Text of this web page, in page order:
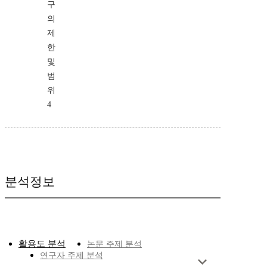
구
의
제
한
및
범
위
4
분석정보
활용도 분석
논문 주제 분석
연구자 주제 분석